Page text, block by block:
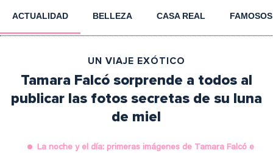
ACTUALIDAD BELLEZA CASA REAL FAMOSOS
UN VIAJE EXÓTICO
Tamara Falcó sorprende a todos al
publicar las fotos secretas de su luna
de miel
La noche y el día: primeras imágenes de Tamara Falcó e